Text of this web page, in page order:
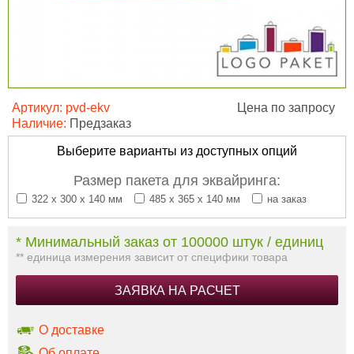
Артикул: pvd-ekv
Наличие: Предзаказ
Цена по запросу
Выберите варианты из доступных опций
Размер пакета для эквайринга:
322 x 300 х 140 мм 485 x 365 х 140 мм на заказ
* Минимальный заказ от 100000 штук / единиц
** единица измерения зависит от специфики товара
ЗАЯВКА НА РАСЧЕТ
О доставке